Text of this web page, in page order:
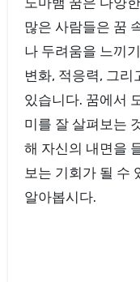
많은 사람들은 꿈
나 두려움을 느끼
변화, 적응력, 그
있습니다. 꿈에서
미를 잘 살펴보는
해 자신의 내면을
보는 기회가 될 수
알아봅시다.